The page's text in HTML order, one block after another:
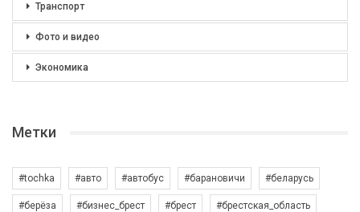
Транспорт
Фото и видео
Экономика
Метки
#tochka #авто #автобус #барановичи #беларусь
#берёза #бизнес_брест #брест #брестская_область